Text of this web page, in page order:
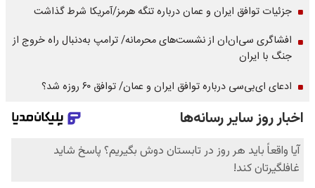
جزئیات توافق ایران و عمان درباره تنگه هرمز/آمریکا شرط گذاشت
افشاگری سی‌ان‌ان از نشست‌های محرمانه/ ترامپ به‌دنبال راه خروج از
جنگ با ایران
ادعای ای‌بی‌سی درباره توافق ایران و عمان/ توافق ۶۰ روزه شد؟